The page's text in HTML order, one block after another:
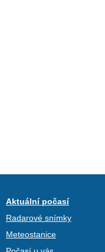
Aktuální počasí
Radarové snímky
Meteostanice